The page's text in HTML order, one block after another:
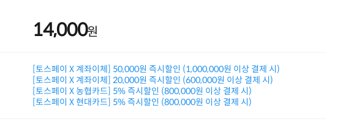
적립금 3% 페이백
시스코 스위칭허브
누적 금액 별
적립금 페이백!
14,000원
[토스페이 X 계좌이체] 50,000원 즉시할인 (1,000,000원 이상 결제 시)
[토스페이 X 계좌이체] 20,000원 즉시할인 (600,000원 이상 결제 시)
[토스페이 X 농협카드] 5% 즉시할인 (800,000원 이상 결제 시)
[토스페이 X 현대카드] 5% 즉시할인 (800,000원 이상 결제 시)